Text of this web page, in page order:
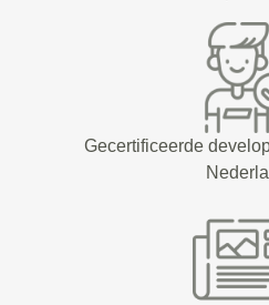
Gecertificeerde